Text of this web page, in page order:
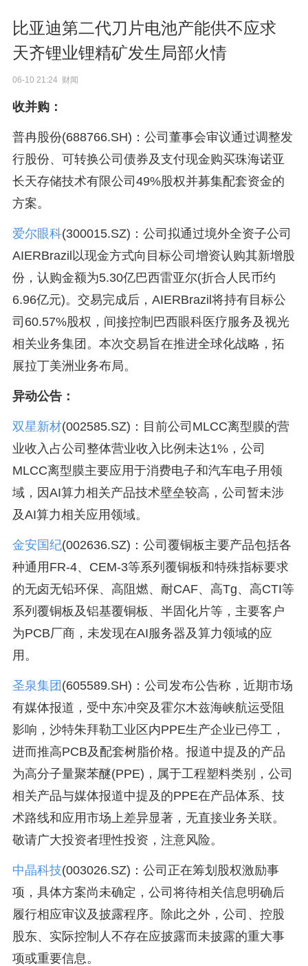
比亚迪第二代刀片电池产能供不应求
天齐锂业锂精矿发生局部火情
06-10 21:24 财闻
收并购：
普冉股份(688766.SH)：公司董事会审议通过调整发
行股份、可转换公司债券及支付现金购买珠海诺亚
长天存储技术有限公司49%股权并募集配套资金的
方案。
爱尔眼科(300015.SZ)：公司拟通过境外全资子公司
AIERBrazil以现金方式向目标公司增资认购其新增股
份，认购金额为5.30亿巴西雷亚尔(折合人民币约
6.96亿元)。交易完成后，AIERBrazil将持有目标公
司60.57%股权，间接控制巴西眼科医疗服务及视光
相关业务集团。本次交易旨在推进全球化战略，拓
展拉丁美洲业务布局。
异动公告：
双星新材(002585.SZ)：目前公司MLCC离型膜的营
业收入占公司整体营业收入比例未达1%，公司
MLCC离型膜主要应用于消费电子和汽车电子用领
域，因AI算力相关产品技术壁垒较高，公司暂未涉
及AI算力相关应用领域。
金安国纪(002636.SZ)：公司覆铜板主要产品包括各
种通用FR-4、CEM-3等系列覆铜板和特殊指标要求
的无卤无铅环保、高阻燃、耐CAF、高Tg、高CTI等
系列覆铜板及铝基覆铜板、半固化片等，主要客户
为PCB厂商，未发现在AI服务器及算力领域的应
用。
圣泉集团 (605589.SH)：公司发布公告称，近期市场
有媒体报道，受中东冲突及霍尔木兹海峡航运受阻
影响，沙特朱拜勒工业区内PPE生产企业已停工，
进而推高PCB及配套树脂价格。报道中提及的产品
为高分子量聚苯醚(PPE)，属于工程塑料类别，公司
相关产品与媒体报道中提及的PPE在产品体系、技
术路线和应用市场上差异显著，无直接业务关联。
敬请广大投资者理性投资，注意风险。
中晶科技(003026.SZ)：公司正在筹划股权激励事
项，具体方案尚未确定，公司将待相关信息明确后
履行相应审议及披露程序。除此之外，公司、控股
股东、实际控制人不存在应披露而未披露的重大事
项或重要信息。